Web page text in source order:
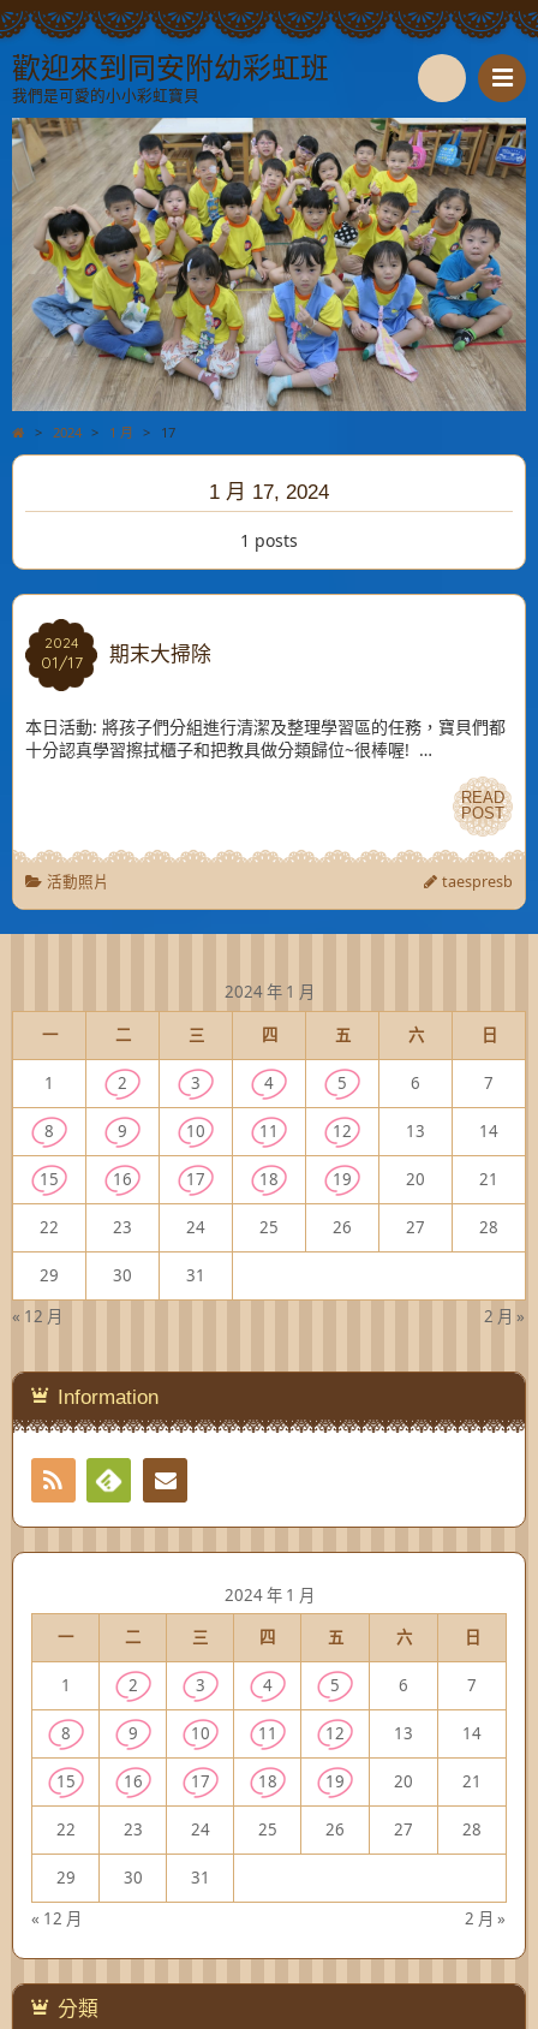
歡迎來到同安附幼彩虹班
我們是可愛的小小彩虹寶貝
S
e
a
r
c
h
> 2024 > 1 月 > 17
1 月 17, 2024
1 posts
2024
01/17
2024
01/17 期末大掃除
本日活動: 將孩子們分組進行清潔及整理學習區的任務，寶貝們都
十分認真學習擦拭櫃子和把教具做分類歸位~很棒喔! …
READ
POST
READ
POST
活動照片 taespresb
2024 年 1 月
一
二 三 四 五 六 日
« 12 月 2 月 »
1 2 3 4 5 6 7
8 9 10 11 12 13 14
15 16 17 18 19 20 21
22 23 24 25 26 27 28
29 30 31
Information
RSS
Feedly
2024 年 1 月
一
二 三 四 五 六 日
« 12 月 2 月 »
1 2 3 4 5 6 7
8 9 10 11 12 13 14
15 16 17 18 19 20 21
22 23 24 25 26 27 28
29 30 31
分類